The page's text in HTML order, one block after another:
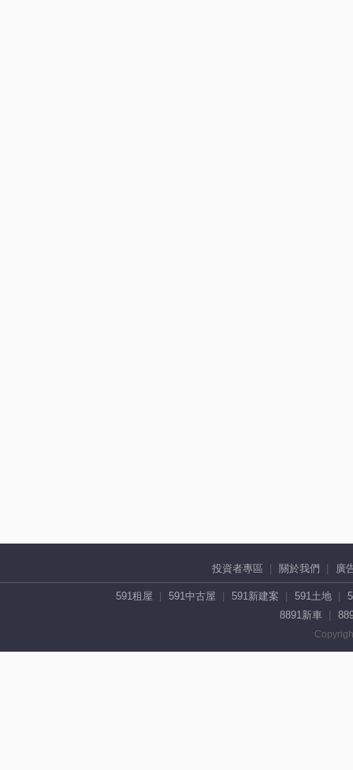
投資者專區 關於我們 廣
591租屋 591中古屋 591新建案 591土地
8891新車